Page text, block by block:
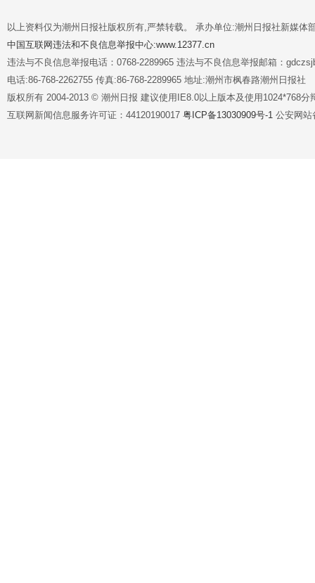
以上资料仅为潮州日报社版权所有,严禁转载。 承办单位:潮州日报社新媒体
中国互联网违法和不良信息举报中心:www.12377.cn
违法与不良信息举报电话：0768-2289965 违法与不良信息举报邮箱：
电话:86-768-2262755 传真:86-768-2289965 地址:潮州市枫春路潮州日报社
版权所有 2004-2013 © 潮州日报 建议使用IE8.0以上版本及使用1024*768分
互联网新闻信息服务许可证：44120190017 粤ICP备13030909号-1 公安网站